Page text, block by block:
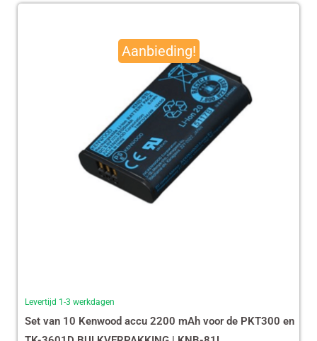
Aanbieding!
Levertijd 1-3 werkdagen
Set van 10 Kenwood accu 2200 mAh voor de PKT300 en